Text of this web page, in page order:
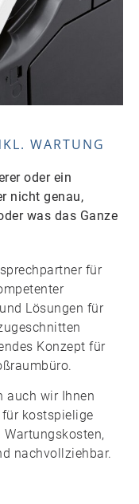
WARTUNG
oder ein
nicht genau,
was das Ganze
für
Lösungen für
Konzept für
auch wir Ihnen
kostspielige
Wartungskosten,
nachvollziehbar.